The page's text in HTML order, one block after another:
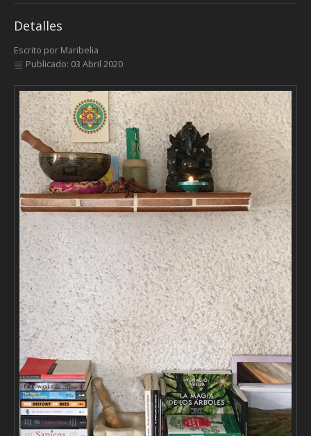
Detalles
Escrito por Maribelia
Publicado: 03 Abril 2020